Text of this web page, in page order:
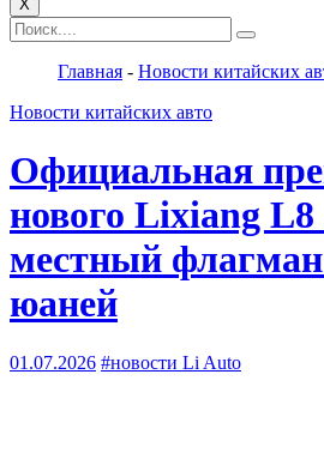
X
Главная - Новости китайских
Новости китайских авто
Официальная
нового Lixiang L8
местный флагман
юаней
01.07.2026 #новости Li Auto